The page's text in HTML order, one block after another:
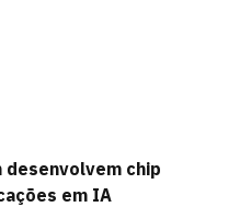
desenvolvem chip
em IA